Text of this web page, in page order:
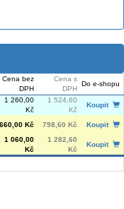
Cena bez
DPH
Cena s
DPH
Do e-shopu
1 260,00
Kč
1 524,60
Kč
Koupit
660,00 Kč 798,60 Kč
Koupit
1 060,00
Kč
1 282,60
Kč
Koupit